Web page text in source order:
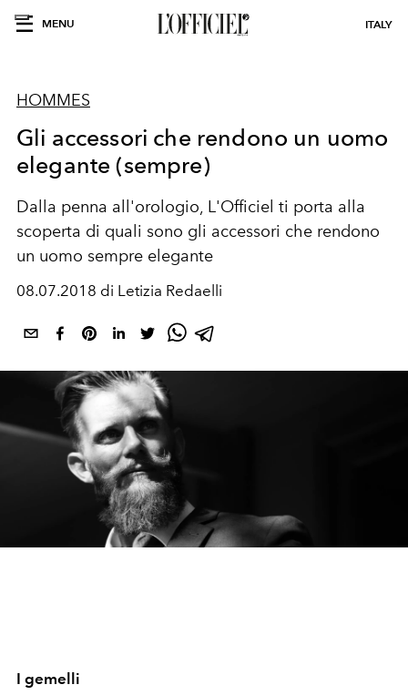
MENU ITALY
HOMMES
Gli accessori che rendono un uomo
elegante (sempre)
Dalla penna all'orologio, L'Officiel ti porta alla
scoperta di quali sono gli accessori che rendono
un uomo sempre elegante
08.07.2018 di Letizia Redaelli
I gemelli